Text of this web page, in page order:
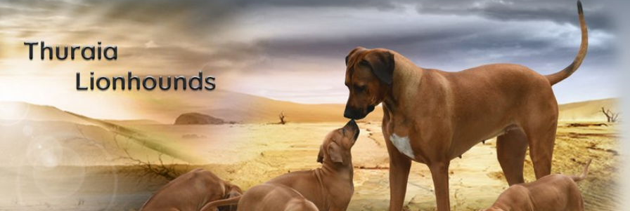
Unsere Hunde
Fotogalerie
Zucht
Würfe
Deckrüden
Unsere Pferde
I-Wurf 2020
H-Wurf 2018
G-Wurf 2011
F-Wurf 2009
E-Wurf 2007